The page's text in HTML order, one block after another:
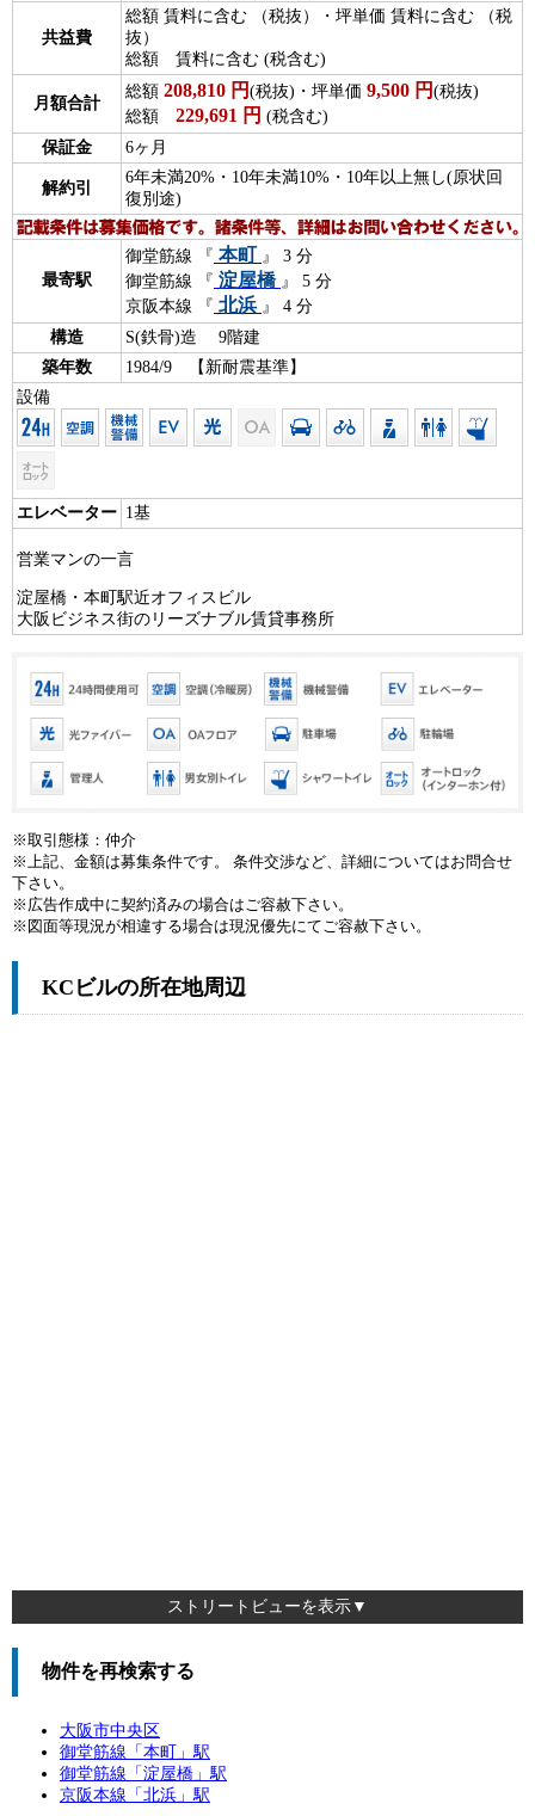
共益費
総額 賃料に含む （税抜）・坪単価 賃料に含む （税
抜）
総額 賃料に含む (税含む)
月額合計
総額 208,810 円 (税抜)・坪単価 9,500 円 (税抜)
総額 229,691 円 (税含む)
保証金
6ヶ月
解約引
6年未満20%・10年未満10%・10年以上無し(原状回
復別途)
最寄駅
御堂筋線 『 本町 』 3 分
御堂筋線 『 淀屋橋 』 5 分
京阪本線 『 北浜 』 4 分
構造
S(鉄骨)造 9階建
築年数
1984/9 【新耐震基準】
設備
エレベーター 1基
営業マンの一言
淀屋橋・本町駅近オフィスビル
大阪ビジネス街のリーズナブル賃貸事務所
※取引態様：仲介
※上記、金額は募集条件です。 条件交渉など、詳細についてはお問合せ
下さい。
※広告作成中に契約済みの場合はご容赦下さい。
※図面等現況が相違する場合は現況優先にてご容赦下さい。
KCビルの所在地周辺
ストリートビューを表示▼
物件を再検索する
大阪市中央区
御堂筋線「 本町
」駅
御堂筋線「 淀屋橋 」駅
京阪本線「 北浜 」駅